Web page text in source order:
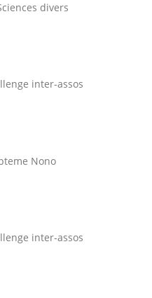
divers
inter-assos
Nono
inter-assos